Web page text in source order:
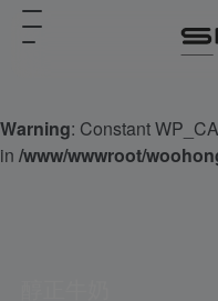
Warning: Constant
in /www/wwwroot/